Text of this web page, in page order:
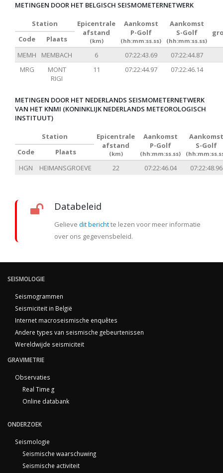
METINGEN DOOR HET BELGISCH SEISMOMETERNETWERK
Station
Epicentrale
afstand
(km)
Aankomst
P-Golf
(hh:mm:ss.ss)
Aankomst
S-Golf
(hh:mm:ss.ss)
Code
Plaats
MEMH
MEMBACH 6 07:22:43.69
07:22:44.87
MRG
MONT
RIGI
11 07:22:44.97 07:22:46.14
METINGEN DOOR HET NEDERLANDS SEISMOMETERNETWERK
VAN HET KNMI (KONINKLIJK NEDERLANDS METEOROLOGISCH
INSTITUUT)
Station
Epicentrale
afstand
(km)
Aankomst
P-Golf
(hh:mm:ss.ss)
Aankomst
S-Golf
Code
Plaats
HGN
HEIMANSGROEVE 22 07:22:46.04 07:22:48.96
Databeleid
Gelieve dit berichtte lezen voor meer informatie
over ons gegevensbeleid.
SEISMOLOGIE
Seismogrammen
Seismiciteit in België
Internet macroseismische enquêtes
Andere types van seismische gebeurtenissen
Wereldwijde seismiciteit
GRAVIMETRIE
Observaties
Real Time g
Online databank
ONDERZOEK
Seismologie
Seismische waarschuwing
Seismische activiteit